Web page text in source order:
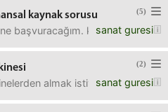
(5)
kaynak sorusu
sanat guresi
başvuracağım. kendi
(2)
sanat guresi
almak istiyorum. genelde